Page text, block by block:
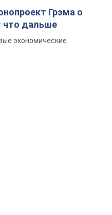
Грэма о
что дальше
экономические